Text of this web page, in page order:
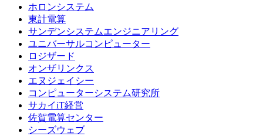
ホロンシステム
東計電算
サンデンシステムエンジニアリング
ユニバーサルコンピューター
ロジザード
オンザリンクス
エヌジェイシー
コンピューターシステム研究所
サカイiT経営
佐賀電算センター
シーズウェブ